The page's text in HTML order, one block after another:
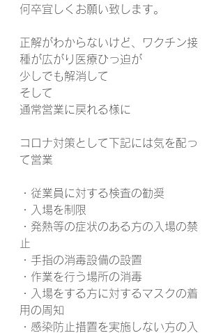
何卒宜しくお願い致します。
正解がわからないけど、ワクチン接
種が広がり医療ひっ迫が
少しでも解消して
そして
通常営業に戻れる様に
コロナ対策として下記には気を配っ
て営業
・従業員に対する検査の勧奨
・入場を制限
・発熱等の症状のある方の入場の禁
止
・手指の消毒設備の設置
・作業を行う場所の消毒
・入場をする方に対するマスクの着
用の周知
・感染防止措置を実施しない方の入